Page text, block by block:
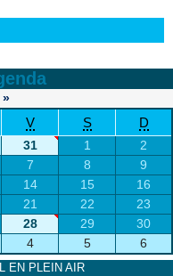
»
V S D
31 1
2
7 8
9
14 15
16
21 22
23
28 29
30
4 5 6
EN PLEIN AIR